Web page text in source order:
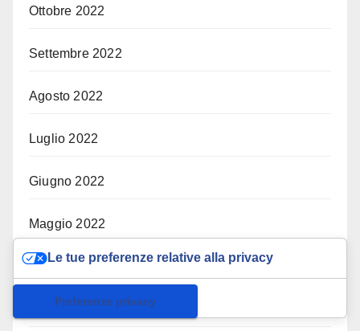
Ottobre 2022
Settembre 2022
Agosto 2022
Luglio 2022
Giugno 2022
Maggio 2022
Aprile 2022
Marzo 2022
Le tue preferenze relative alla privacy
Informativa sulla raccolta